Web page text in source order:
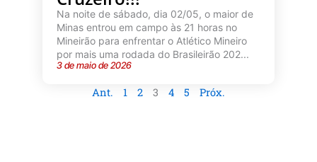
Na noite de sábado, dia 02/05, o maior de
Minas entrou em campo às 21 horas no
Mineirão para enfrentar o Atlético Mineiro
por mais uma rodada do Brasileirão 202...
3 de maio de 2026
Ant. 1 2 3 4 5 Próx.